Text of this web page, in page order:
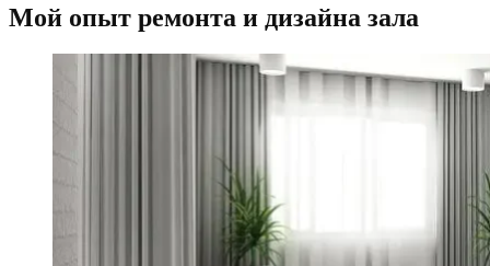
Мой опыт ремонта и дизайна зала